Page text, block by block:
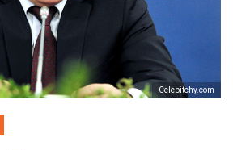
Сelebitchy.com